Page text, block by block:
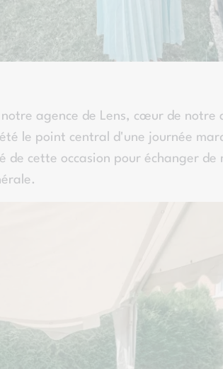
agence de Lens, cœur de
le point central d'une journée
cette occasion pour échanger de